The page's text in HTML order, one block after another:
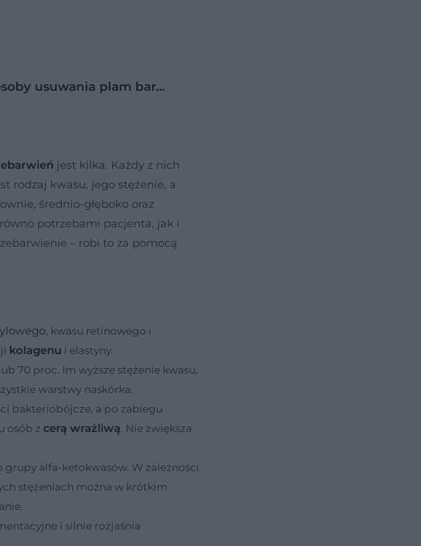
usuwania plam bar…
jest kilka. Każdy z nich
rodzaj kwasu, jego stężenie, a
średnio-głęboko oraz
potrzebami pacjenta, jak i
– robi to za pomocą
, kwasu retinowego i
kolagenu i elastyny.
70 proc. Im wyższe stężenie kwasu,
warstwy naskórka.
bakteriobójcze, a po zabiegu
osób z cerą wrażliwą. Nie zwiększa
alfa-ketokwasów. W zależności
stężeniach można w krótkim
i silnie rozjaśnia